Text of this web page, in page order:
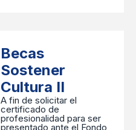
Becas
Sostener
Cultura II
A fin de solicitar el
certificado de
profesionalidad para ser
presentado ante el Fondo